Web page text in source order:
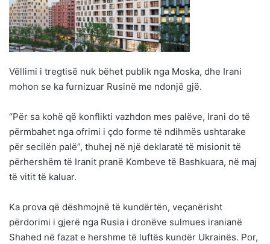
Vëllimi i tregtisë nuk bëhet publik nga Moska, dhe Irani
mohon se ka furnizuar Rusinë me ndonjë gjë.
“Për sa kohë që konflikti vazhdon mes palëve, Irani do të
përmbahet nga ofrimi i çdo forme të ndihmës ushtarake
për secilën palë”, thuhej në një deklaratë të misionit të
përhershëm të Iranit pranë Kombeve të Bashkuara, në maj
të vitit të kaluar.
Ka prova që dëshmojnë të kundërtën, veçanërisht
përdorimi i gjerë nga Rusia i dronëve sulmues iranianë
Shahed në fazat e hershme të luftës kundër Ukrainës. Por,